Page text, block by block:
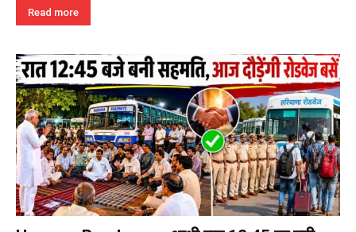
Read more